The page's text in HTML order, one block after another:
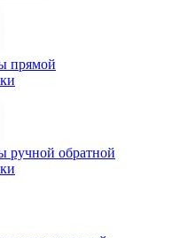
прямой
ручной обратной